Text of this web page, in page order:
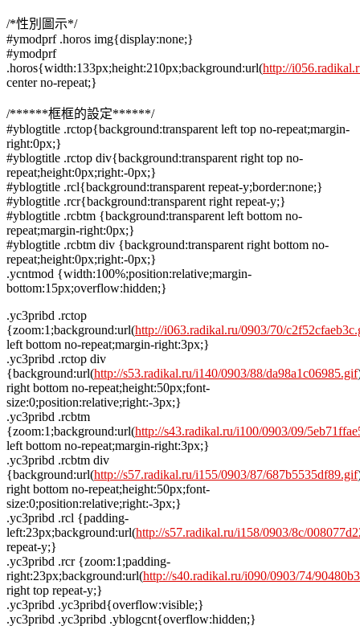
/*性別圖示*/
#ymodprf .horos img{display:none;}
#ymodprf
.horos{width:133px;height:210px;background:url(http://
center no-repeat;}
/******框框的設定******/
#yblogtitle .rctop{background:transparent left top no-repeat;margin-
right:0px;}
#yblogtitle .rctop div{background:transparent right top no-
repeat;height:0px;right:-0px;}
#yblogtitle .rcl{background:transparent repeat-y;border:none;}
#yblogtitle .rcr{background:transparent right repeat-y;}
#yblogtitle .rcbtm {background:transparent left bottom no-
repeat;margin-right:0px;}
#yblogtitle .rcbtm div {background:transparent right bottom no-
repeat;height:0px;right:-0px;}
.ycntmod {width:100%;position:relative;margin-
bottom:15px;overflow:hidden;}
.yc3pribd .rctop
{zoom:1;background:url(http://i063.radikal.ru/0903/70/
left bottom no-repeat;margin-right:3px;}
.yc3pribd .rctop div
{background:url(http://s53.radikal.ru/i140/0903/88/da98a1c06985.gif
right bottom no-repeat;height:50px;font-
size:0;position:relative;right:-3px;}
.yc3pribd .rcbtm
{zoom:1;background:url(http://s43.radikal.ru/i100/0903/09/
left bottom no-repeat;margin-right:3px;}
.yc3pribd .rcbtm div
{background:url(http://s57.radikal.ru/i155/0903/87/687b5535df89.gif
right bottom no-repeat;height:50px;font-
size:0;position:relative;right:-3px;}
.yc3pribd .rcl {padding-
left:23px;background:url(http://s57.radikal.ru/i158/0903/8c/
repeat-y;}
.yc3pribd .rcr {zoom:1;padding-
right:23px;background:url(http://s40.radikal.ru/i090/0903/74/
right top repeat-y;}
.yc3pribd .yc3pribd{overflow:visible;}
.yc3pribd .yc3pribd .yblogcnt{overflow:hidden;}